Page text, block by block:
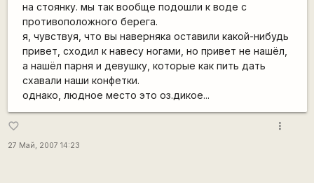
на стоянку. мы так вообще подошли к воде с
противоположного берега.
я, чувствуя, что вы наверняка оставили какой-нибудь
привет, сходил к навесу ногами, но привет не нашёл,
а нашёл парня и девушку, которые как пить дать
схавали наши конфетки.
однако, людное место это оз.дикое...
favorite_border
27 Май, 2007 14:23
more_vert